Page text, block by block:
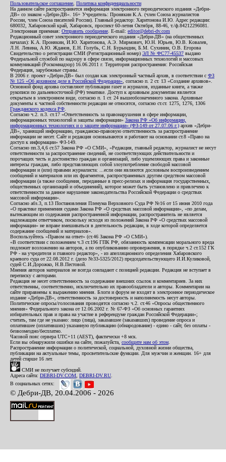
Пользовательское соглашение Политика конфиденциальности
На данном сайте распространяется информация электронного периодического издания «Дебри-
ДВ» со знаком «Дебри-ДВ». 16+ Учредитель: Пронякин К.А. (член Союза журналистов
России, член Союза писателей России). Главный редактор: Харитонова И.Ю. Адрес редакции:
680032, Хабаровский край, Хабаровск, проспект 60-летия Октября, 88-46, т./ф.84212296081.
Электронная приемная: Отправить сообщение . E-mail: editor@debri-dv.com
Редакционный совет электронного периодического издания «Дебри-ДВ» (на общественных
началах): К.А. Пронякин, И.Ю. Харитонова, А.Э. Мирмович, Ю.Н. Юрьев, Ю.В. Ковалев,
Л.Н. Левина, А.Ю. Жданов, Е.Н. Голубь, С.Н. Бурындин, Б.М. Сухинин, О.В. Егорова
Свидетельство о регистрации СМИ (Регистрационный номер) ЭЛ № ФС77-45537 выдано
Федеральной службой по надзору в сфере связи, информационных технологий и массовых
коммуникаций (Роскомнадзор) 16.06.2011 г. Территория распространения: Российская
Федерация, зарубежные страны.
В 2006 г. проект «Дебри-ДВ» был создан как электронный частный архив, в соответствии с ФЗ
№ 125 «Об архивном деле в Российской Федерации» , согласно п. 2 ст. 13 «Создание архивов».
Основной фонд архива составляют публикации газет и журналов, изданные книги, а также
рукописи по дальневосточной (РФ) тематике. Доступ к архивным документам является
открытым в электронном виде, согласно п. 1 ст. 24 вышеобозначенного закона. Архивные
документы к частной собственности редакции не относятся, согласно ст.ст. 1275, 1276, 1306
Гражданского кодекса РФ
Согласно ч.2. п.3. ст.17 «Ответственность за правонарушения в сфере информации,
информационных технологий и защиты информации» Закона РФ «Об информации,
информационных технологиях и о защите информации» (ФЗ-149 от 27.07.06 г.) архив «Дебри-
ДВ», хранящий информацию, гражданско-правовую ответственность за распространение
информации не несет. Сайт и редакция основываются и работают на основании ст.8 «Право на
доступ к информации» ФЗ-149.
Согласно пп.3,4,6 ст.57 Закона РФ «О СМИ», «Редакция, главный редактор, журналист не несут
ответственности за распространение сведений, не соответствующих действительности и
порочащих честь и достоинство граждан и организаций, либо ущемляющих права и законные
интересы граждан, либо представляющих собой злоупотребление свободой массовой
информации и (или) правами журналиста: ...если они являются дословным воспроизведением
сообщений и материалов или их фрагментов, распространенных другим средством массовой
информации (а также сообщения, переданные в пресс-релизах и информация государственных,
общественных организаций и объединений), которое может быть установлено и привлечено к
ответственности за данное нарушение законодательства Российской Федерации о средствах
массовой информации».
Согласно абз.3, п.13 Постановления Пленума Верховного Суда РФ №16 от 15 июня 2010 года
«О практике применения судами Закона РФ «О средствах массовой информации», «по делам,
вытекающим из содержания распространенной информации, распространитель не является
надлежащим ответчиком, поскольку исходя из положений Закона РФ «О средствах массовой
информации» не вправе вмешиваться в деятельность редакции, в ходе которой определяется
содержание сообщений и материалов».
Воспользуйтесь «Правом на ответ» (ст.46 Закона РФ «О СМИ»).
«В соответствии с положением ч.3 ст.196 ГПК РФ, обязанность компенсации морального вреда
подлежит возложению на авторов, а по опубликованию опровержения, в порядке ч.2 ст.152 ГК
РФ - на учредителя и главного редактор», - из апелляционного определения Хабаровского
краевого суда от 22.08.2012 г. (дело №33-5325/2012) председательствующего И.И.Куликовой,
судей С.И.Дорожко, Н.В.Пестовой.
Мнения авторов материалов не всегда совпадают с позицией редакции. Редакция не вступает в
переписку с авторами.
Редакция не несет ответственность за содержание внешних ссылок и комментариев. За них
ответственны, соответственно, исключительно их правообладатели и авторы. Комментарии на
сайте приравнены к выражению мнения. Блоги и форум не входят в электронное периодическое
издание «Дебри-ДВ», ответственность за достоверность и наполняемость несут авторы.
Политические опросы/голосования проводятся согласно ч.2. ст.46 «Опросы общественного
мнения» Федерального закона от 12.06.2002 г. № 67-ФЗ «Об основных гарантиях
избирательных прав и права на участие в референдуме граждан Российской Федерации»;
считать, там где не указано: лицо (лица), заказавшее (заказавших) проведение опроса и
оплатившее (оплативших) указанную публикацию (обнародование) - едино - сайт, без оплаты -
безвозмездно/бесплатно.
Часовой пояс сервера UTC+11 (AEST), фактически +8 мск.
Если вы обнаружили ошибки на сайте, пожалуйста, сообщите нам об этом
Распространение информации о политической, социальной, духовной жизни общества,
публикации на актуальные темы, просветительские функции. Для мужчин и женщин. 16+ для
детей старше 16 лет.
СМИ не получает субсидий.
Адреса сайта: DEBRI-DV.COM DEBRI-DV.RU
В социальных сетях:
© Дебри-ДВ, 20.04.2006 - 2026